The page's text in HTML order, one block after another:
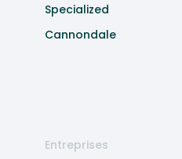
Specialized
Cannondale
Entreprises